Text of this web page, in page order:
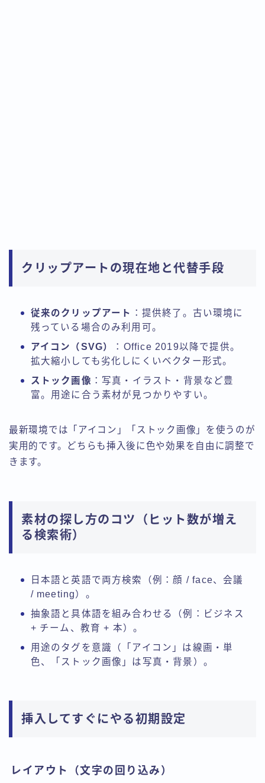
クリップアートの現在地と代替手段
従来のクリップアート ：提供終了。古い環境に
残っている場合のみ利用可。
アイコン（SVG）
：Office 2019以降で提供。
拡大縮小しても劣化しにくいベクター形式。
ストック画像 ：写真・イラスト・背景など豊
富。用途に合う素材が見つかりやすい。
最新環境では「アイコン」「ストック画像」を使うのが
実用的です。どちらも挿入後に色や効果を自由に調整で
きます。
素材の探し方のコツ（ヒット数が増え
る検索術）
日本語と英語で両方検索（例：顔 / face、会議
/ meeting）。
抽象語と具体語を組み合わせる（例：ビジネス
+ チーム、教育 + 本）。
用途のタグを意識（「アイコン」は線画・単
色、「ストック画像」は写真・背景）。
挿入してすぐにやる初期設定
レイアウト（文字の回り込み）